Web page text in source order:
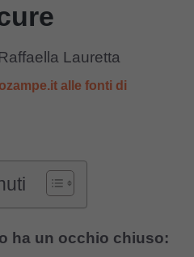
Lauretta
alle fonti di
ha un occhio chiuso: